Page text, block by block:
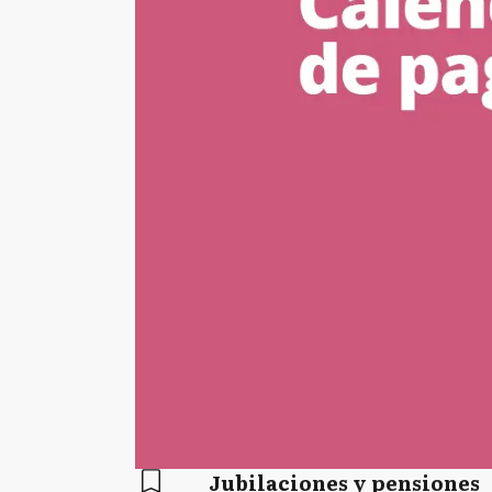
Jubilaciones y pensiones